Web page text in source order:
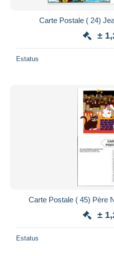
Carte Postale ( 24)
±
Estatus
Carte Postale ( 45) Père
±
Estatus